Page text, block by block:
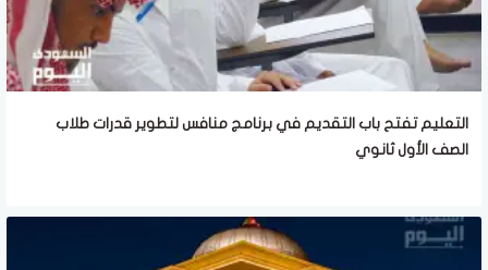
التعليم تفتح باب التقديم في برنامج منافس لتطوير قدرات طلاب
الصف الأول ثانوي